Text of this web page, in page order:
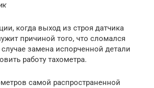
когда выход из строя датчика
причиной того, что сломался
замена испорченной детали
работу тахометра.
самой распространенной